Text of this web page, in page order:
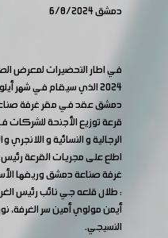
دمشق 6/8/2024
في اطار التحضيرات لمعرض
2024 الذي سيقام في شهر
دمشق عقد في مقر غرفة
قرعة توزيع الأجنحة للشركات
الرجالية و النسائية و
اطلع على مجريات القرعة
غرفة صناعة دمشق وريفها
: طلال قلعه جي نائب رئيس
أيمن مولوي أمين سر الغرفة،
النسيجي.